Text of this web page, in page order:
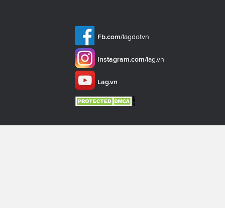
Fb.com/lagdotvn
Instagram.com/lag.vn
Lag.vn